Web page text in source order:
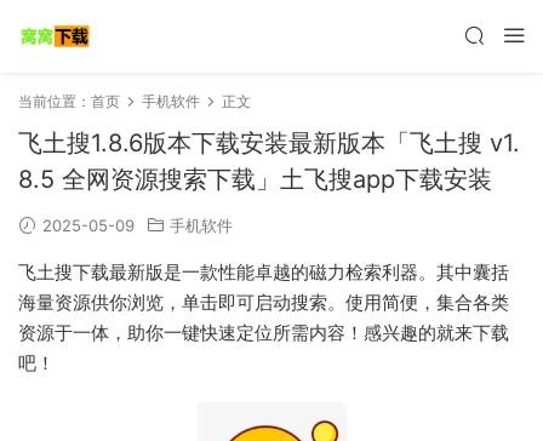
当前位置： 首页 手机软件 正文
飞土搜1.8.6版本下载安装最新版本「飞土搜 v1.
8.5 全网资源搜索下载」土飞搜app下载安装
2025-05-09 手机软件
飞土搜下载最新版是一款性能卓越的磁力检索利器。其中囊括
海量资源供你浏览，单击即可启动搜索。使用简便，集合各类
资源于一体，助你一键快速定位所需内容！感兴趣的就来下载
吧！